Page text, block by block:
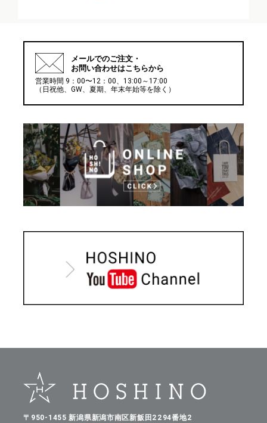
メールでのご注文・
お問い合わせはこちらから
営業時間 9：00〜12：00、13:00～17:00
（日祝他、GW、夏期、年末年始等を除く）
〒950-1455 新潟県新潟市南区新飯田2294番地2